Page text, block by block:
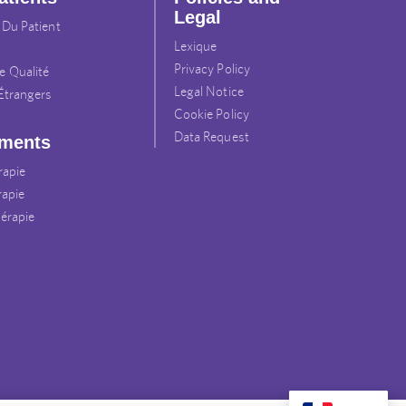
Patient
Qualité
Legal
Lexique
Privacy Policy
Legal Notice
Cookie Policy
Data Request